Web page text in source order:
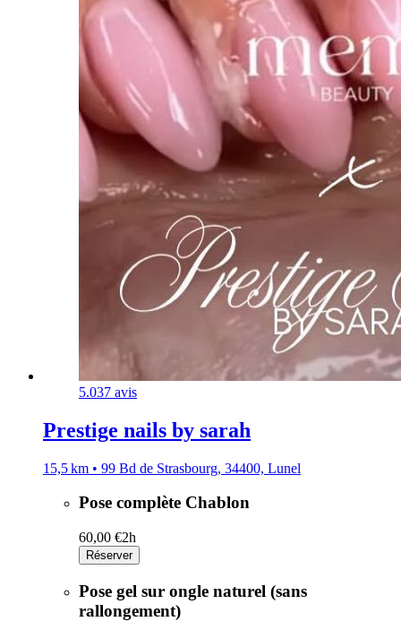
5.037 avis
Prestige nails by sarah
15,5 km • 99 Bd de Strasbourg, 34400, Lunel
Pose complète Chablon
60,00 €2h
Réserver
Pose gel sur ongle naturel (sans
rallongement)